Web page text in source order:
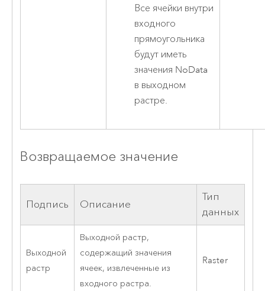
Все ячейки внутри
входного
прямоугольника
будут иметь
значения NoData
в выходном
растре.
Возвращаемое значение
Подпись Описание
Тип
данных
Выходной
растр
Выходной растр,
содержащий значения
ячеек, извлеченные из
входного растра.
Raster